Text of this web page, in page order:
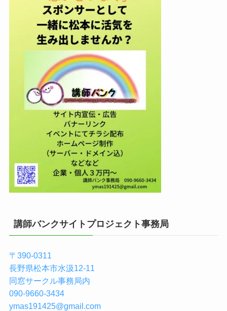
講師バンクサイトプロジェクト事務局
〒390-0311
長野県松本市水汲12-11
同窓サークル事務局内
090-9660-3434
ymas191425@gmail.com